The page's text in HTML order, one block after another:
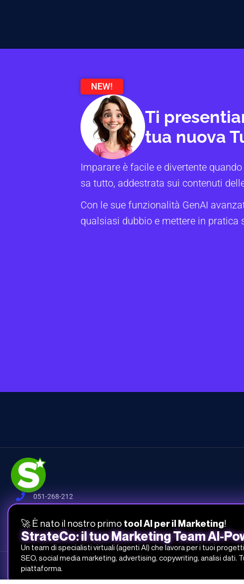
NEW!
Ti
tua nuova
Imparare è facile e divertente
sa tutto, addestrata sui contenuti
Con le sue funzionalità GenAI
qualsiasi dubbio e mettere in pratica
051-268-212
Via del Fonditore 12, 40138 Bologna
Studio Samo Pro® è un marchio registrato di CENTRO STUDI SAMO SRL
REA-CCIAA BO 504674 – P.IVA e C.F.: 03259561201 – Capitale Sociale
🚀 È nato il nostro primo tool AI per il Marketing!
StrateCo: il tuo Marketing Team AI-
Un team di specialisti virtuali (agenti AI) che lavora per i tuoi
SEO, social media marketing, advertising, copywriting, analisi dati.
piattaforma.